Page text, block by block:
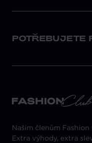
POTŘEBUJETE
Našim členům
Extra výhody, extra